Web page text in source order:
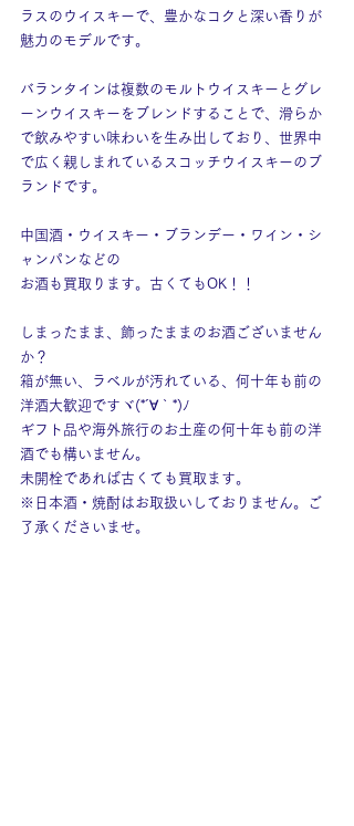
ラスのウイスキーで、豊かなコクと深い香りが
魅力のモデルです。
バランタインは複数のモルトウイスキーとグレ
ーンウイスキーをブレンドすることで、滑らか
で飲みやすい味わいを生み出しており、世界中
で広く親しまれているスコッチウイスキーのブ
ランドです。
中国酒・ウイスキー・ブランデー・ワイン・シ
ャンパンなどの
お酒も買取ります。古くてもOK！！
しまったまま、飾ったままのお酒ございません
か？
箱が無い、ラベルが汚れている、何十年も前の
洋酒大歓迎ですヾ(*´∀｀*)ﾉ
ギフト品や海外旅行のお土産の何十年も前の洋
酒でも構いません。
未開栓であれば古くても買取ます。
※日本酒・焼酎はお取扱いしておりません。ご
了承くださいませ。